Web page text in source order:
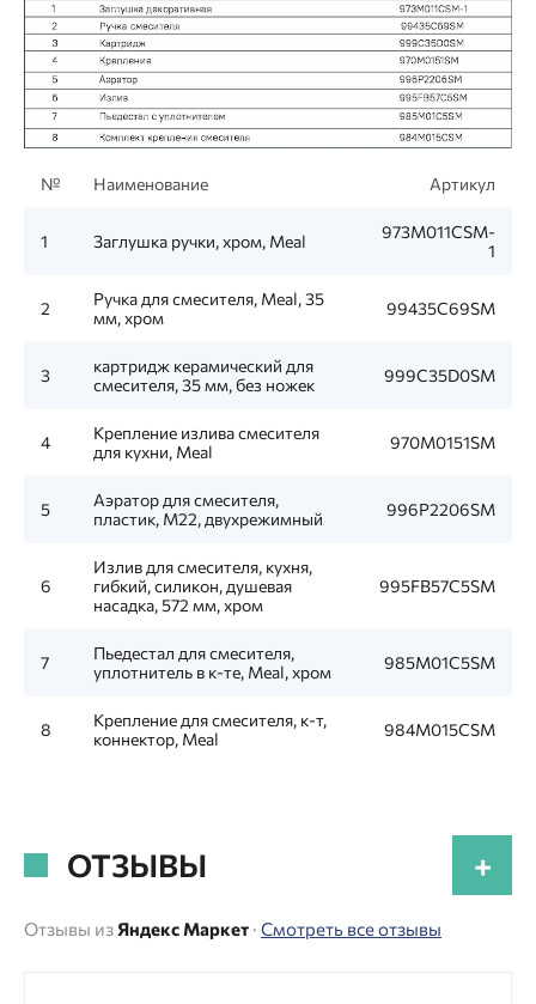
№ Наименование Артикул
1 Заглушка ручки, хром, Meal
973M011CSM-
1
2
Ручка для смесителя, Meal, 35
мм, хром
99435C69SM
3
картридж керамический для
смесителя, 35 мм, без ножек
999C35D0SM
4
Крепление излива смесителя
для кухни, Meal
970M0151SM
5
Аэратор для смесителя,
пластик, M22, двухрежимный
996P2206SM
6
Излив для смесителя, кухня,
гибкий, силикон, душевая
насадка, 572 мм, хром
995FB57C5SM
7
Пьедестал для смесителя,
уплотнитель в к-те, Meal, хром
985M01C5SM
8
Крепление для смесителя, к-т,
коннектор, Meal
984M015CSM
ОТЗЫВЫ +
Отзывы из Яндекс Маркет · Смотреть все отзывы